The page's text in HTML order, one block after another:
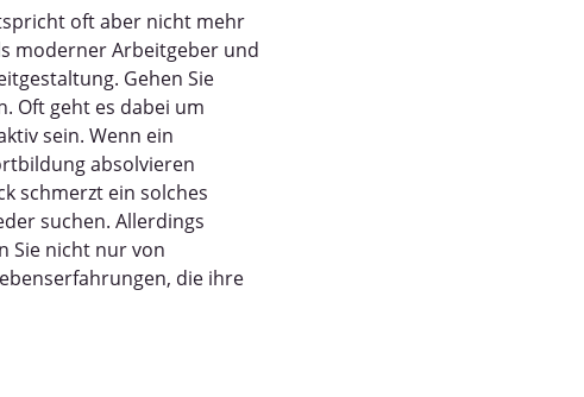
oft aber nicht mehr
moderner Arbeitgeber und
Gehen Sie
Oft geht es dabei um
sein. Wenn ein
absolvieren
schmerzt ein solches
suchen. Allerdings
Sie nicht nur von
die ihre